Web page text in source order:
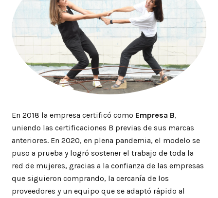
En 2018 la empresa certificó como Empresa B,
uniendo las certificaciones B previas de sus marcas
anteriores. En 2020, en plena pandemia, el modelo se
puso a prueba y logró sostener el trabajo de toda la
red de mujeres, gracias a la confianza de las empresas
que siguieron comprando, la cercanía de los
proveedores y un equipo que se adaptó rápido al